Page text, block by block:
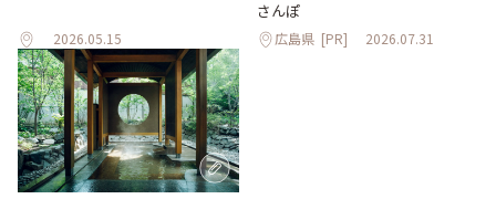
2026.05.15
さんぽ
広島県 [PR] 2026.07.31